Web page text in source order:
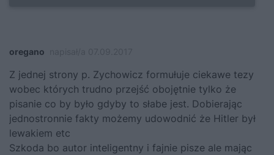
oregano
Z jednej strony p. Zychowicz formułuje ciekawe tezy
wobec których trudno przejść obojętnie tylko że
pisanie co by było gdyby to słabe jest. Dobierając
jednostronnie fakty możemy udowodnić że Hitler był
lewakiem etc
Szkoda bo autor inteligentny i fajnie pisze ale mając